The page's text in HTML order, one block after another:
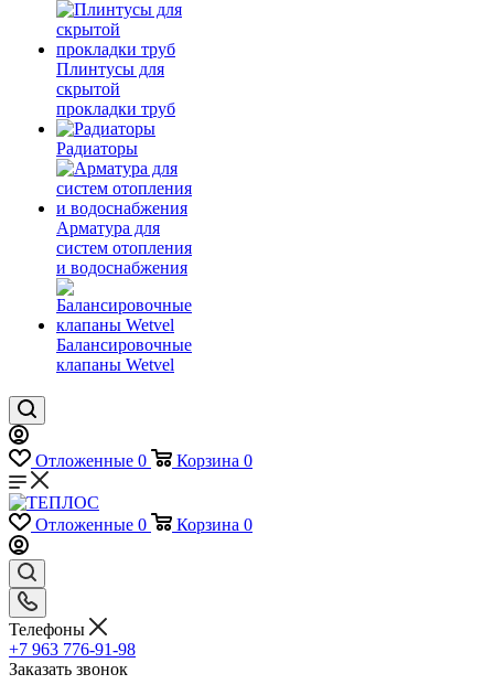
Плинтусы для
скрытой
прокладки труб
Радиаторы
Арматура для
систем отопления
и водоснабжения
Балансировочные
клапаны Wetvel
Отложенные 0 Корзина 0
Отложенные 0 Корзина 0
Телефоны
+7 963 776-91-98
Заказать звонок